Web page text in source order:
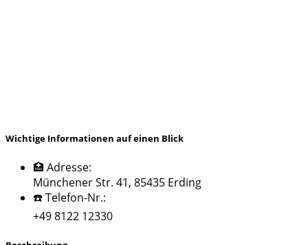
Wichtige Informationen auf einen Blick
🏥 Adresse:
Münchener Str. 41, 85435 Erding
☎️ Telefon-Nr.:
+49 8122 12330